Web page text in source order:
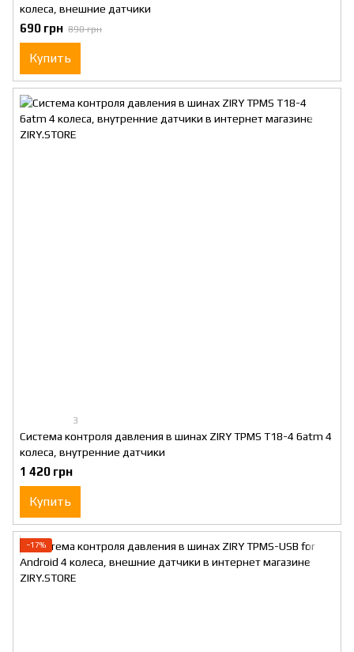
колеса, внешние датчики
690 грн 890 грн
Купить
3
Система контроля давления в шинах ZIRY TPMS T18-4 6atm 4
колеса, внутренние датчики
1 420 грн
Купить
−17%